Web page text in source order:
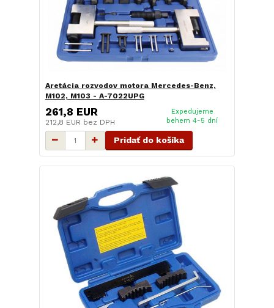
Aretácia rozvodov motora Mercedes-Benz,
M102, M103 - A-7022UPG
261,8 EUR
212,8 EUR bez DPH
Expedujeme
behem 4-5 dní
Pridať do košíka